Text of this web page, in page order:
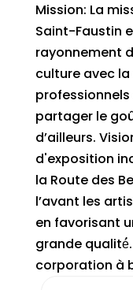
Mission: La
Saint-Faustin
rayonnement
culture avec
partager le
d’ailleurs.
d'exposition
la Route des
l’avant les
en favorisant
grande
corporation à